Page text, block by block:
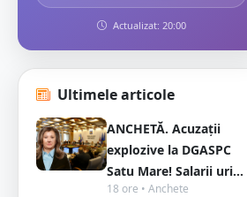
Actualizat: 20:00
Ultimele articole
ANCHETĂ. Acuzații
explozive la DGASPC
Satu Mare! Salarii uri...
18 ore • Anchete